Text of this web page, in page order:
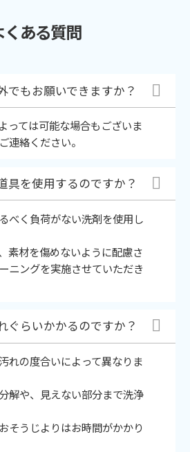
くある質問
でもお願いできますか？
っては可能な場合もございま
連絡ください。
具を使用するのですか？
べく負荷がない洗剤を使用し
素材を傷めないように配慮さ
ニングを実施させていただき
ぐらいかかるのですか？
れの度合いによって異なりま
解や、見えない部分まで洗浄
そうじよりはお時間がかかり